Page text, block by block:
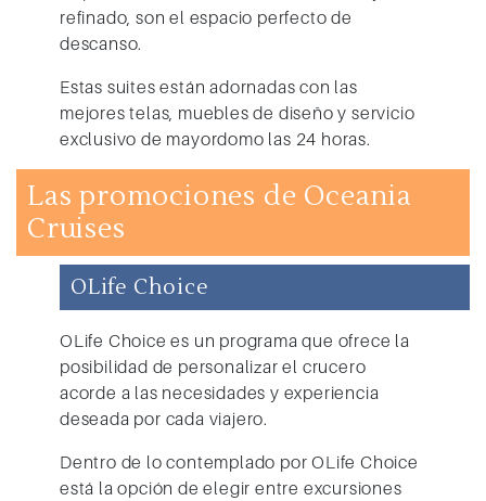
refinado, son el espacio perfecto de
descanso.
Estas suites están adornadas con las
mejores telas, muebles de diseño y servicio
exclusivo de mayordomo las 24 horas.
Las promociones de Oceania
Cruises
OLife Choice
OLife Choice es un programa que ofrece la
posibilidad de personalizar el crucero
acorde a las necesidades y experiencia
deseada por cada viajero.
Dentro de lo contemplado por OLife Choice
está la opción de elegir entre excursiones